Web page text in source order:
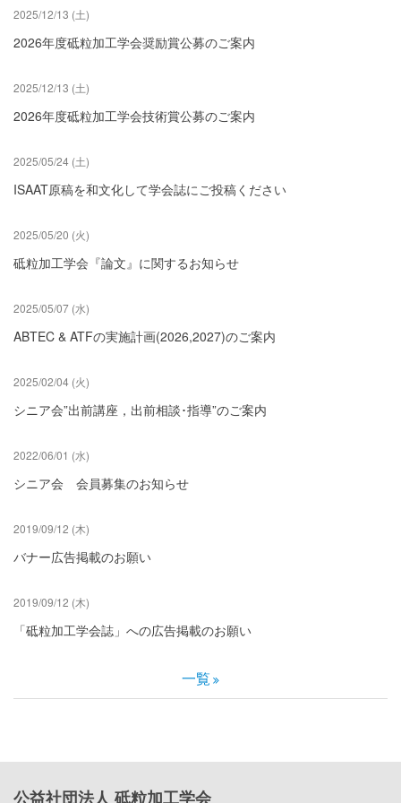
2025/12/13 (土)
2026年度砥粒加工学会奨励賞公募のご案内
2025/12/13 (土)
2026年度砥粒加工学会技術賞公募のご案内
2025/05/24 (土)
ISAAT原稿を和文化して学会誌にご投稿ください
2025/05/20 (火)
砥粒加工学会『論文』に関するお知らせ
2025/05/07 (水)
ABTEC & ATFの実施計画(2026,2027)のご案内
2025/02/04 (火)
シニア会”出前講座，出前相談･指導”のご案内
2022/06/01 (水)
シニア会 会員募集のお知らせ
2019/09/12 (木)
バナー広告掲載のお願い
2019/09/12 (木)
「砥粒加工学会誌」への広告掲載のお願い
一覧
公益社団法人 砥粒加工学会